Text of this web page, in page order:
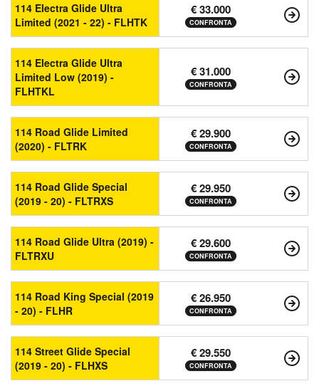
114 Electra Glide Ultra
Limited (2021 - 22) - FLHTK
€ 33.000
CONFRONTA
114 Electra Glide Ultra
Limited Low (2019) -
FLHTKL
€ 31.000
CONFRONTA
114 Road Glide Limited
(2020) - FLTRK
€ 29.900
CONFRONTA
114 Road Glide Special
(2019 - 20) - FLTRXS
€ 29.950
CONFRONTA
114 Road Glide Ultra (2019) -
FLTRXU
€ 29.600
CONFRONTA
114 Road King Special (2019
- 20) - FLHR
€ 26.950
CONFRONTA
114 Street Glide Special
(2019 - 20) - FLHXS
€ 29.550
CONFRONTA